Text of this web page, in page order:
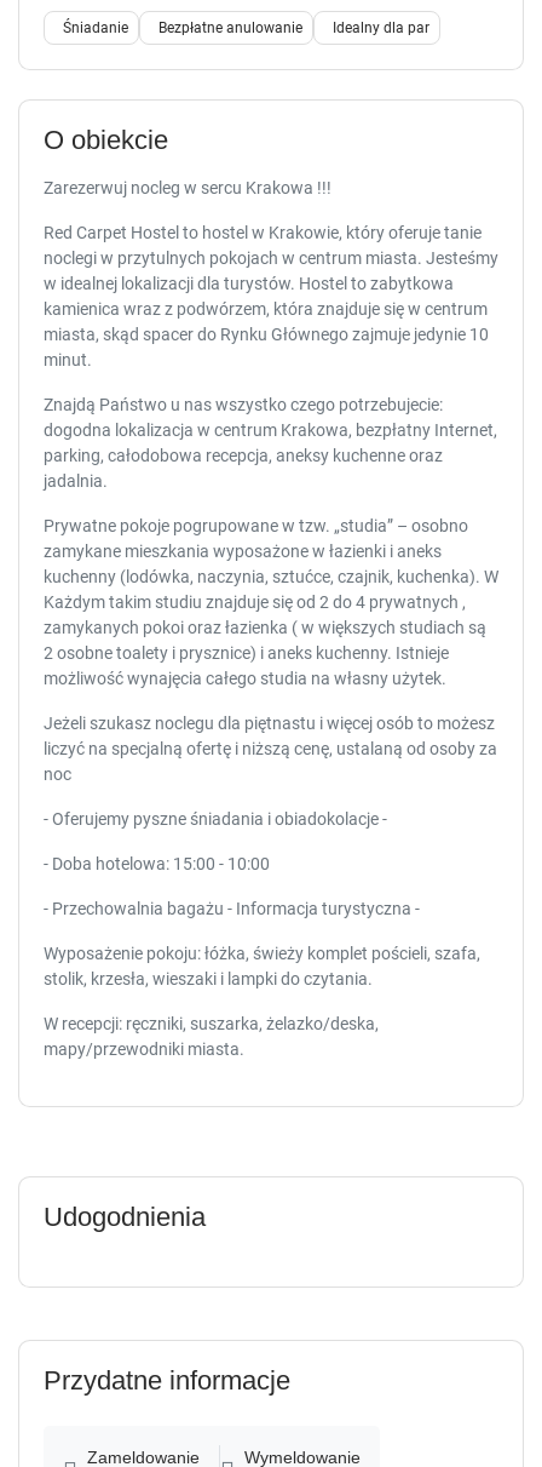
Śniadanie Bezpłatne anulowanie Idealny dla par
O obiekcie
Zarezerwuj nocleg w sercu Krakowa !!!
Red Carpet Hostel to hostel w Krakowie, który oferuje tanie
noclegi w przytulnych pokojach w centrum miasta. Jesteśmy
w idealnej lokalizacji dla turystów. Hostel to zabytkowa
kamienica wraz z podwórzem, która znajduje się w centrum
miasta, skąd spacer do Rynku Głównego zajmuje jedynie 10
minut.
Znajdą Państwo u nas wszystko czego potrzebujecie:
dogodna lokalizacja w centrum Krakowa, bezpłatny Internet,
parking, całodobowa recepcja, aneksy kuchenne oraz
jadalnia.
Prywatne pokoje pogrupowane w tzw. „studia” – osobno
zamykane mieszkania wyposażone w łazienki i aneks
kuchenny (lodówka, naczynia, sztućce, czajnik, kuchenka). W
Każdym takim studiu znajduje się od 2 do 4 prywatnych ,
zamykanych pokoi oraz łazienka ( w większych studiach są
2 osobne toalety i prysznice) i aneks kuchenny. Istnieje
możliwość wynajęcia całego studia na własny użytek.
Jeżeli szukasz noclegu dla piętnastu i więcej osób to możesz
liczyć na specjalną ofertę i niższą cenę, ustalaną od osoby za
noc
- Oferujemy pyszne śniadania i obiadokolacje -
- Doba hotelowa: 15:00 - 10:00
- Przechowalnia bagażu - Informacja turystyczna -
Wyposażenie pokoju: łóżka, świeży komplet pościeli, szafa,
stolik, krzesła, wieszaki i lampki do czytania.
W recepcji: ręczniki, suszarka, żelazko/deska,
mapy/przewodniki miasta.
Udogodnienia
Przydatne informacje
Zameldowanie Wymeldowanie